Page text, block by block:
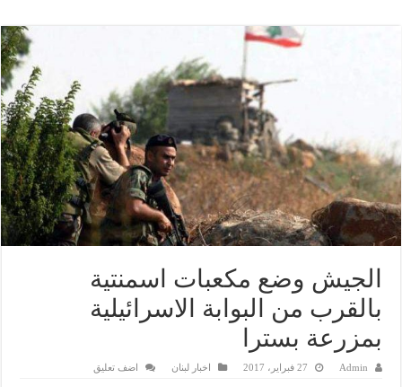
الجيش وضع مكعبات اسمنتية
بالقرب من البوابة الاسرائيلية
بمزرعة بسترا
Admin 27 فبراير، 2017 اخبار لبنان اضف تعليق